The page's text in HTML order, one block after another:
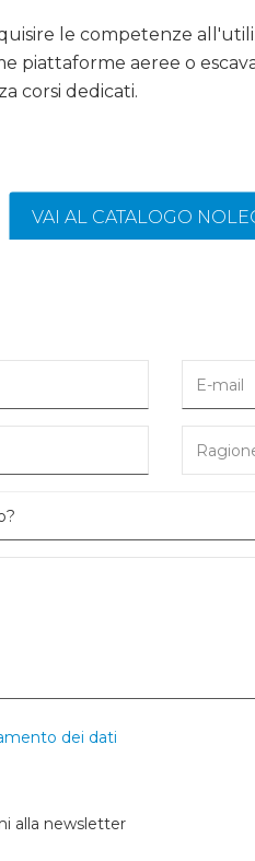
le competenze
piattaforme aeree o
corsi dedicati.
VAI AL CATALOGO
dei dati
alla newsletter